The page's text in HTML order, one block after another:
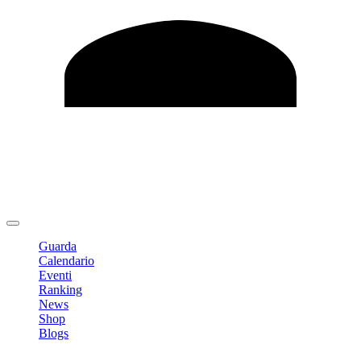
Guarda
Calendario
Eventi
Ranking
News
Shop
Blogs